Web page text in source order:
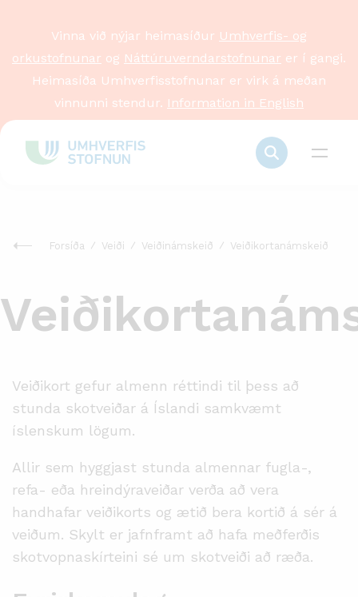
Vinna við nýjar heimasíður Umhverfis- og
orkustofnunar og Náttúruverndarstofnunar er í gangi.
Heimasíða Umhverfisstofnunar er virk á meðan
vinnunni stendur. Information in English
Forsíða Veiði Veiðinámskeið Veiðikortanámskeið
Veiðikort gefur almenn réttindi til þess að
stunda skotveiðar á Íslandi samkvæmt
íslenskum lögum.
Allir sem hyggjast stunda almennar fugla-,
refa- eða hreindýraveiðar verða að vera
handhafar veiðikorts og ætið bera kortið á sér á
veiðum. Skylt er jafnframt að hafa meðferðis
skotvopnaskírteini sé um skotveiði að ræða.